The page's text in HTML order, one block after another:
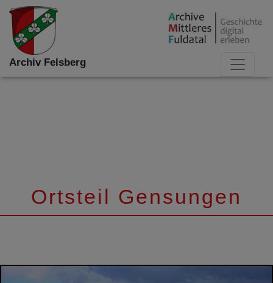
Archiv Felsberg
Ortsteil Gensungen